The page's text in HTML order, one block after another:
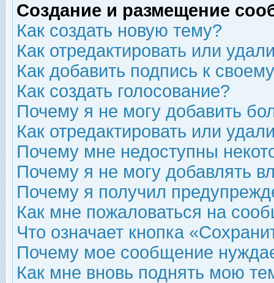
Создание и размещение
Как создать новую тему?
Как отредактировать или
Как добавить подпись к
Как создать голосование?
Почему я не могу добавить
Как отредактировать или
Почему мне недоступны
Почему я не могу добавлять
Почему я получил
Как мне пожаловаться на
Что означает кнопка
Почему мое сообщение
Как мне вновь поднять мою